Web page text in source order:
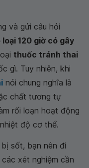
và gửi câu hỏi
120 giờ có gây
thuốc tránh thai
gì. Tuy nhiên, khi
nói chung nghĩa là
chất tương tự
rối loạn hoạt động
độ cơ thể.
sốt, bạn nên đi
xét nghiệm cần